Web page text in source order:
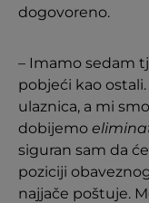
dogovoreno.
– Imamo sedam
pobjeći kao
ulaznica, a mi
dobijemo
siguran sam da
poziciji
najjače poštuje.